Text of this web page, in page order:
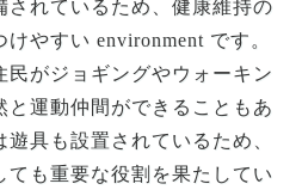
されているため、健康維持の
やすい environment です。
民がジョギングやウォーキン
と運動仲間ができることもあ
具も設置されているため、
ても重要な役割を果たしてい